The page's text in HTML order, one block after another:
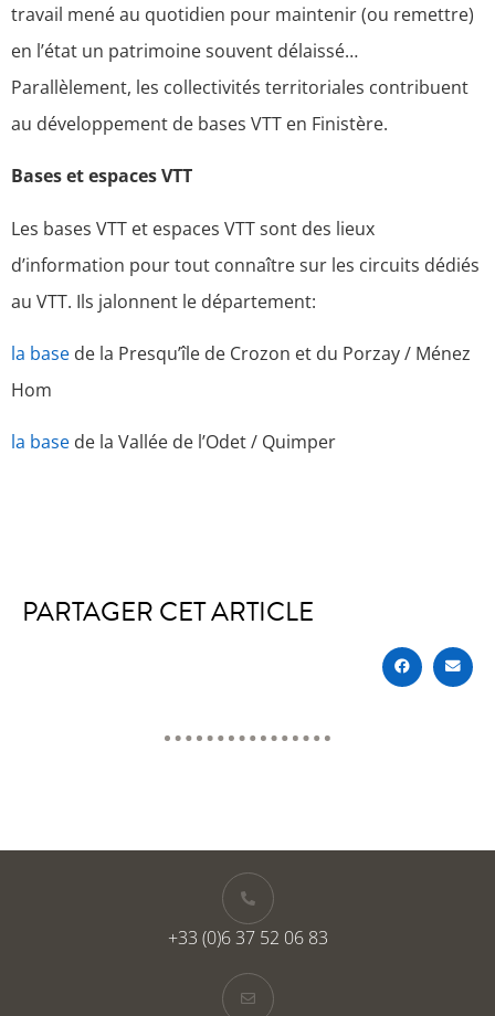
travail mené au quotidien pour maintenir (ou remettre)
en l’état un patrimoine souvent délaissé…
Parallèlement, les collectivités territoriales contribuent
au développement de bases VTT en Finistère.
Bases et espaces VTT
Les bases VTT et espaces VTT sont des lieux
d’information pour tout connaître sur les circuits dédiés
au VTT. Ils jalonnent le département:
la base de la Presqu’île de Crozon et du Porzay / Ménez
Hom
la base de la Vallée de l’Odet / Quimper
PARTAGER CET ARTICLE
+33 (0)6 37 52 06 83